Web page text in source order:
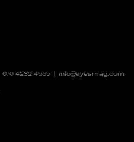
070 4232 4565
info@eyesmag.com